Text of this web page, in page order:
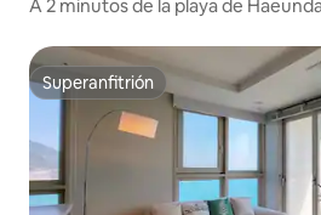
A 2 minutos de la playa de
Superanfitrión
Superanfitrión